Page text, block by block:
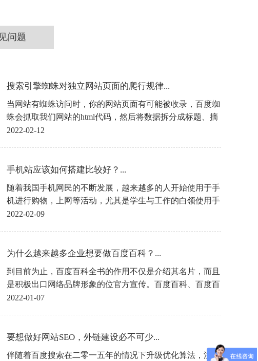
问题
搜索引擎蜘蛛对独立网站页面的爬行规律...
当网站有蜘蛛访问时，你的网站页面有可能被收录，百度蜘
蛛会抓取我们网站的html代码，然后将数据拆分成标题、摘
要、页眉、正文等结构化数据。带回百度的服务器，过滤后
2022-02-12
手机站应该如何搭建比较好？...
随着我国手机网民的不断发展，越来越多的人开始使用于手
机进行购物，上网等活动，尤其是学生与工作的白领使用手
机购物的频率是非常高的，那作传统行业的企业都会在建设
疵的，而手机网站就是针对于手机用户而制定的网站，会让
意哪些因素?
2022-02-09
为什么越来越多企业想要做百度百科？...
到目前为止，百度百科全书的作用不仅是介绍其名片，而且
是积极出口网络品牌形象的位官方宣传。百度百科、百度百
科的主要作用是：首先，电子名片百科在互联网是一种名
2022-01-07
要想做好网站SEO，外链建设必不可少...
伴随着百度搜索在二零一五年的情况下升级优化算法，注重